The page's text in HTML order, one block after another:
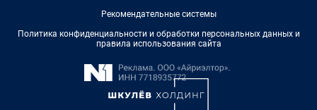
Рекомендательные системы
Политика конфиденциальности и обработки персональных данных и
правила использования сайта